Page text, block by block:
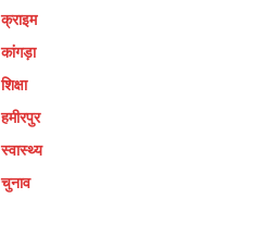
क्राइम
कांगड़ा
शिक्षा
हमीरपुर
स्वास्थ्य
चुनाव